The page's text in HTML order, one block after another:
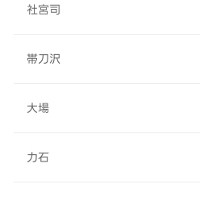
社宮司
帯刀沢
大場
力石